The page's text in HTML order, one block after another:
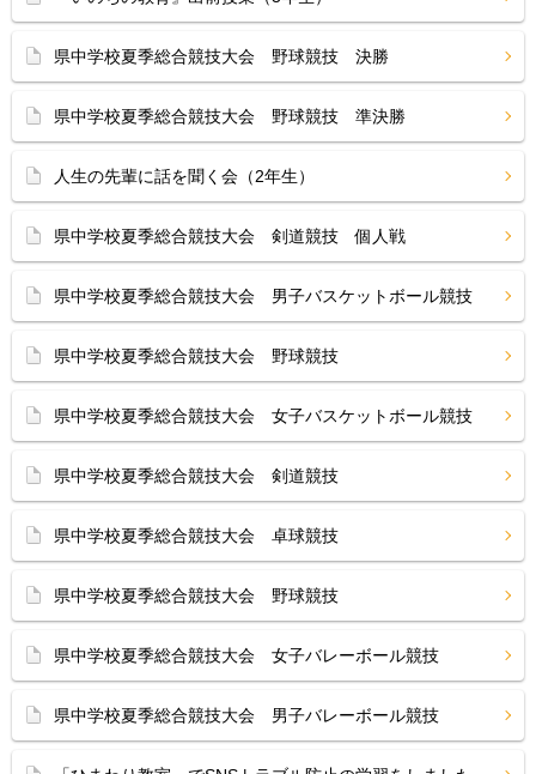
県中学校夏季総合競技大会 野球競技 決勝
県中学校夏季総合競技大会 野球競技 準決勝
人生の先輩に話を聞く会（2年生）
県中学校夏季総合競技大会 剣道競技 個人戦
県中学校夏季総合競技大会 男子バスケットボール競技
県中学校夏季総合競技大会 野球競技
県中学校夏季総合競技大会 女子バスケットボール競技
県中学校夏季総合競技大会 剣道競技
県中学校夏季総合競技大会 卓球競技
県中学校夏季総合競技大会 野球競技
県中学校夏季総合競技大会 女子バレーボール競技
県中学校夏季総合競技大会 男子バレーボール競技